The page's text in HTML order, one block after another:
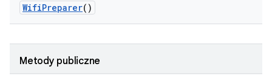
WifiPreparer()
Metody publiczne